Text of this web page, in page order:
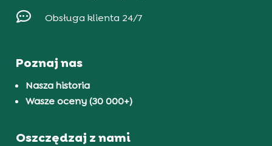
 Obsługa klienta 24/7
Poznaj nas
Nasza historia
Wasze oceny (30 000+)
Oszczędzaj z nami